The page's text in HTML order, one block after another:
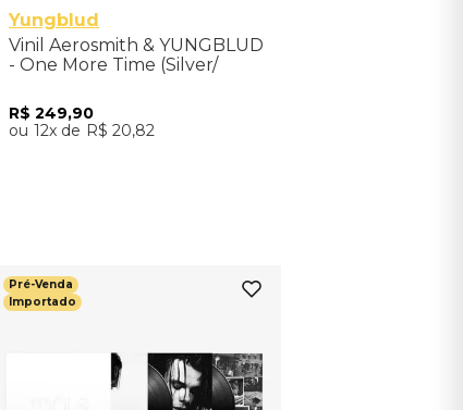
Yungblud
Vinil Aerosmith & YUNGBLUD
- One More Time (Silver/
Importado
R$ 249,90
12
R$ 20,82
Pré-Venda
Importado